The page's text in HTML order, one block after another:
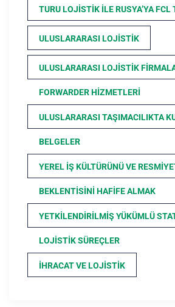
TURU LOJISTIK ILE RUSYA’YA
ULUSLARARASI LOJISTIK
ULUSLARARASI LOJISTIK
FORWARDER HIZMETLERI
ULUSLARARASI TAŞIMACILIKTA
BELGELER
YEREL İŞ KÜLTÜRÜNÜ VE
BEKLENTISINI HAFIFE ALMAK
YETKILENDIRILMIŞ YÜKÜMLÜ
LOJISTIK SÜREÇLER
İHRACAT VE LOJISTIK